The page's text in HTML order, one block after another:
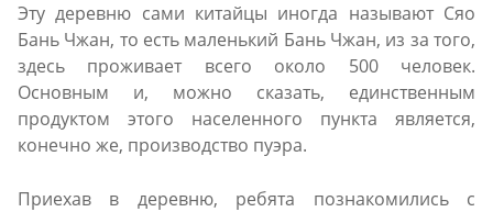
Эту деревню сами китайцы иногда называют Сяо
Бань Чжан, то есть маленький Бань Чжан, из за того,
здесь проживает всего около 500 человек.
Основным и, можно сказать, единственным
продуктом этого населенного пункта является,
конечно же, производство пуэра.
Приехав в деревню, ребята познакомились с